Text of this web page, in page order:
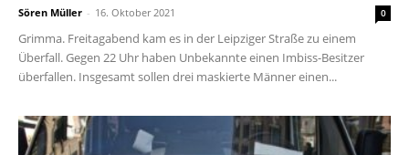
Sören Müller - 16. Oktober 2021 0
Grimma. Freitagabend kam es in der Leipziger Straße zu einem
Überfall. Gegen 22 Uhr haben Unbekannte einen Imbiss-Besitzer
überfallen. Insgesamt sollen drei maskierte Männer einen...